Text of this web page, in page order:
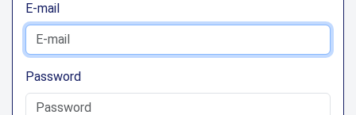
E-mail
Password